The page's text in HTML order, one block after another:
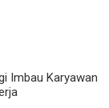
Imbau Karyawan